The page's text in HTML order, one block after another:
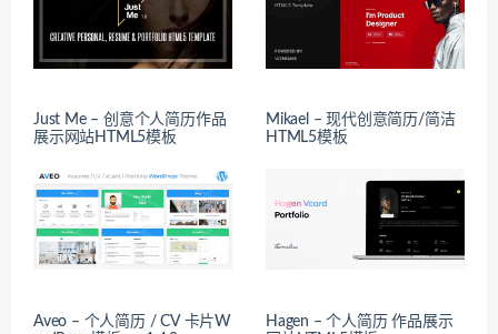
Just Me – 创意个人简历作品
展示网站HTML5模板
Mikael – 现代创意简历/简洁
HTML5模板
Aveo – 个人简历 / CV 卡片W
Hagen – 个人简历 作品展示